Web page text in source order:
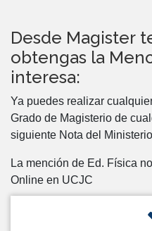
Desde Magister
obtengas la
interesa:
Ya puedes realizar
Grado de Magisterio de
siguiente Nota del
La mención de Ed. Física
Online en UCJC